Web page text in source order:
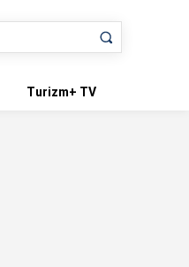
Turizm+ TV